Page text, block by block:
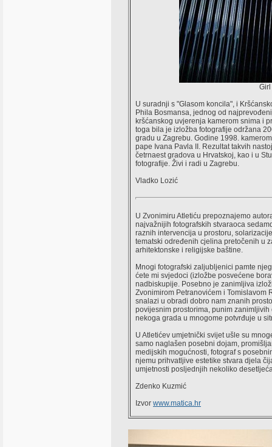
Girl
U suradnji s "Glasom koncila", i
Phila Bosmansa, jednog od
kršćanskog uvjerenja kamerom snima i
toga bila je izložba fotografije održana
gradu u Zagrebu. Godine 1998.
pape Ivana Pavla II. Rezultat takvih
četrnaest gradova u Hrvatskoj, kao i u
fotografije. Živi i radi u Zagrebu.
Vladko Lozić
U Zvonimiru Atletiću prepoznajemo
najvažnijih fotografskih stvaraoca
raznih intervencija u prostoru,
tematski određenih cjelina pretočenih u
arhitektonske i religijske baštine.
Mnogi fotografski zaljubljenici pamte
ćete mi svjedoci (izložbe posvećene
nadbiskupije. Posebno je zanimljiva
Zvonimirom Petranovićem i Tomislavom
snalazi u obradi dobro nam znanih
povijesnim prostorima, punim
nekoga grada u mnogome potvrđuje u
U Atletićev umjetnički svijet ušle su
samo naglašen posebni dojam,
medijskih mogućnosti, fotograf s
njemu prihvatljive estetike stvara djela
umjetnosti posljednjih nekoliko
Zdenko Kuzmić
Izvor www.matica.hr